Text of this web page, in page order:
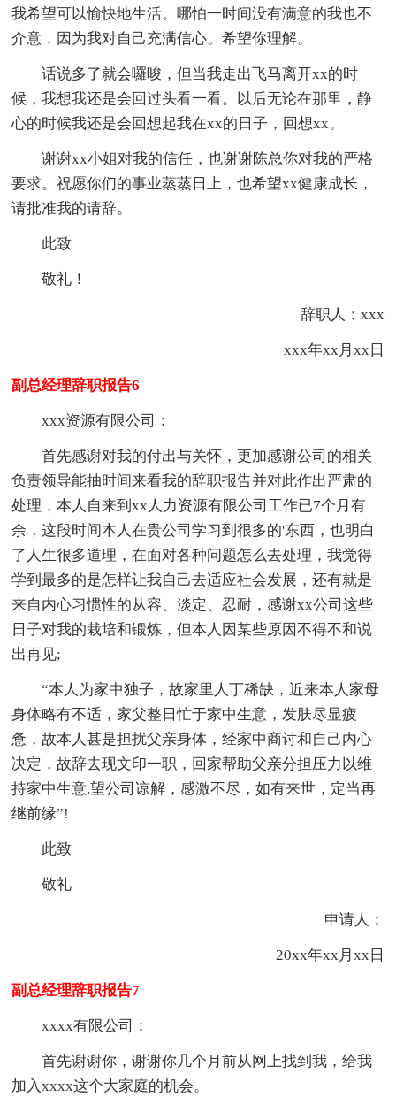
我希望可以愉快地生活。哪怕一时间没有满意的我也不
介意，因为我对自己充满信心。希望你理解。
话说多了就会囉唆，但当我走出飞马离开xx的时
候，我想我还是会回过头看一看。以后无论在那里，静
心的时候我还是会回想起我在xx的日子，回想xx。
谢谢xx小姐对我的信任，也谢谢陈总你对我的严格
要求。祝愿你们的事业蒸蒸日上，也希望xx健康成长，
请批准我的请辞。
此致
敬礼！
辞职人：xxx
xxx年xx月xx日
副总经理辞职报告6
xxx资源有限公司：
首先感谢对我的付出与关怀，更加感谢公司的相关
负责领导能抽时间来看我的辞职报告并对此作出严肃的
处理，本人自来到xx人力资源有限公司工作已7个月有
余，这段时间本人在贵公司学习到很多的'东西，也明白
了人生很多道理，在面对各种问题怎么去处理，我觉得
学到最多的是怎样让我自己去适应社会发展，还有就是
来自内心习惯性的从容、淡定、忍耐，感谢xx公司这些
日子对我的栽培和锻炼，但本人因某些原因不得不和说
出再见;
“本人为家中独子，故家里人丁稀缺，近来本人家母
身体略有不适，家父整日忙于家中生意，发肤尽显疲
惫，故本人甚是担扰父亲身体，经家中商讨和自己内心
决定，故辞去现文印一职，回家帮助父亲分担压力以维
持家中生意.望公司谅解，感激不尽，如有来世，定当再
继前缘”!
此致
敬礼
申请人：
20xx年xx月xx日
副总经理辞职报告7
xxxx有限公司：
首先谢谢你，谢谢你几个月前从网上找到我，给我
加入xxxx这个大家庭的机会。